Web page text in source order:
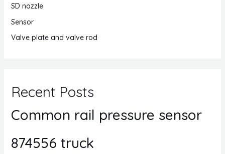
SD nozzle
Sensor
Valve plate and valve rod
Recent Posts
Common rail pressure sensor
874556 truck